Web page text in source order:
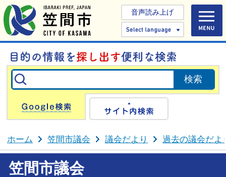
音声読み上げ
Select
Google検索
ホーム 笠間市議会 議会だより 過去の議会だよ
笠間市議会